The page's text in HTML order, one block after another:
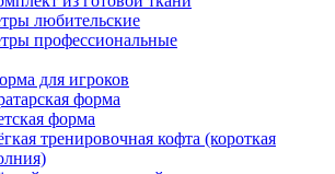
любительские
профессиональные
для игроков
форма
форма
тренировочная кофта (короткая